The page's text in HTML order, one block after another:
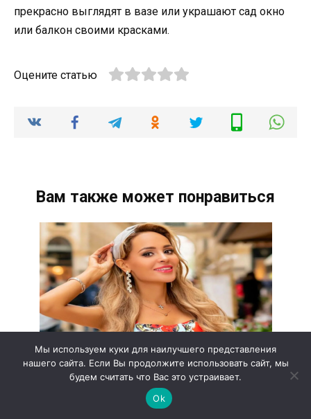
прекрасно выглядят в вазе или украшают сад окно
или балкон своими красками.
Оцените статью
Вам также может понравиться
Анна Калашникова актриса
Мы используем куки для наилучшего представления
нашего сайта. Если Вы продолжите использовать сайт, мы
будем считать что Вас это устраивает.
Ok